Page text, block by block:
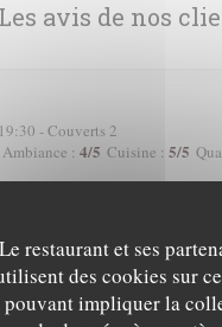
Le restaurant et ses
des cookies sur
pouvant impliquer la
Les avis de nos
- Couverts 2
Ambiance : 4/5 Cuisine : 5/5
sfeer was geweldig. Wij
reeds alle gerechten met